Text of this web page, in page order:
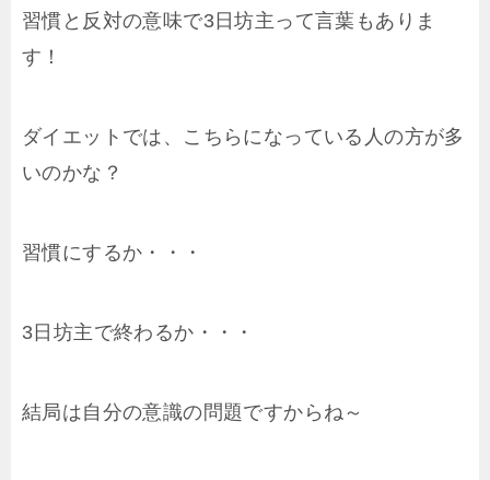
習慣と反対の意味で3日坊主って言葉もありま
す！
ダイエットでは、こちらになっている人の方が多
いのかな？
習慣にするか・・・
3日坊主で終わるか・・・
結局は自分の意識の問題ですからね～